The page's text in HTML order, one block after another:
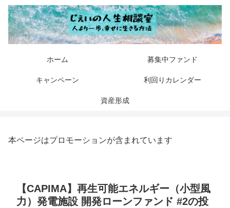
ホーム 募集中ファンド
キャンペーン 利回りカレンダー
資産形成
本ページはプロモーションが含まれています
【CAPIMA】再生可能エネルギー（小型風
力）発電施設 開発ローンファンド #2の投